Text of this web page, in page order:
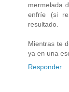
mermelada
enfríe (si
resultado.
Mientras te
ya en una
Responder